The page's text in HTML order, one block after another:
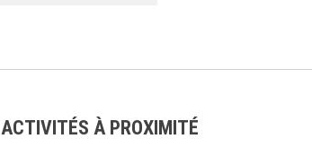
À PROXIMITÉ